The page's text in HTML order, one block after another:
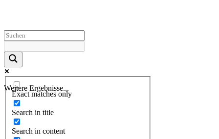
Weitere Ergebnisse...
Exact matches only
Search in title
Search in content